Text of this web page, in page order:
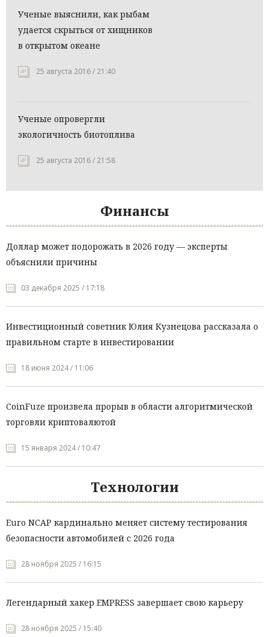
Ученые выяснили, как рыбам
удается скрыться от хищников
в открытом океане
25 августа 2016 / 21:40
Ученые опровергли
экологичность биотоплива
25 августа 2016 / 21:58
Финансы
Доллар может подорожать в 2026 году — эксперты
объяснили причины
03 декабря 2025 / 17:18
Инвестиционный советник Юлия Кузнецова рассказала о
правильном старте в инвестировании
18 июня 2024 / 11:06
CoinFuze произвела прорыв в области алгоритмической
торговли криптовалютой
15 января 2024 / 10:47
Технологии
Euro NCAP кардинально меняет систему тестирования
безопасности автомобилей с 2026 года
28 ноября 2025 / 16:15
Легендарный хакер EMPRESS завершает свою карьеру
28 ноября 2025 / 15:40